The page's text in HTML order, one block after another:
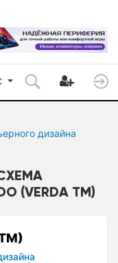
дизайна
(VERDA ТМ)